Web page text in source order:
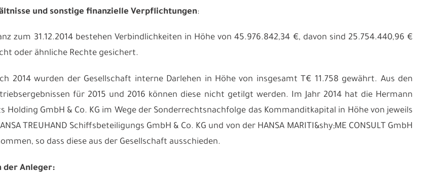
und sonstige finanzielle Verpflichtungen:
zum 31.12.2014 bestehen Verbindlichkeiten in Höhe von 45.976.842,34 €, davon sind 25.754.440,96 €
oder ähnliche Rechte gesichert.
2014 wurden der Gesellschaft interne Darlehen in Höhe von insgesamt T€ 11.758 gewährt. Aus den
für 2015 und 2016 können diese nicht getilgt werden. Im Jahr 2014 hat die Hermann
Holding GmbH & Co. KG im Wege der Sonderrechtsnachfolge das Kommanditkapital in Höhe von jeweils
TREUHAND Schiffsbeteiligungs GmbH & Co. KG und von der HANSA MARITI&shy;ME CONSULT GmbH
so dass diese aus der Gesellschaft ausschieden.
der Anleger: